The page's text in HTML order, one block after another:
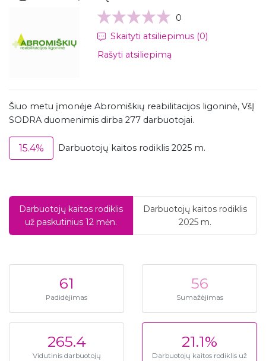
0
Skaityti atsiliepimus (0)
Rašyti atsiliepimą
Šiuo metu įmonėje Abromiškių reabilitacijos ligoninė, VšĮ
SODRA duomenimis dirba 277 darbuotojai.
15.4% Darbuotojų kaitos rodiklis 2025 m.
Darbuotojų kaitos rodiklis
už paskutinius 12 mėn.
Darbuotojų kaitos rodiklis
2025 m.
61
Padidėjimas
56
Sumažėjimas
265.4
Vidutinis darbuotojų
21.1%
Darbuotojų kaitos rodiklis už